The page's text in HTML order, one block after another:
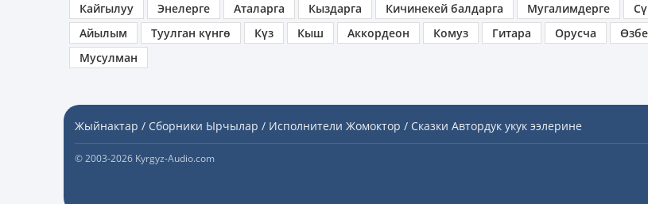
Кайгылуу
Энелерге Аталарга Кыздарга Кичинекей балдарга Мугалимдерге
Айылым
Туулган күнгө Күз Кыш Аккордеон Комуз Гитара Орусча
Мусулман
Жыйнактар / Сборники Ырчылар / Исполнители Жомоктор / Сказки Автордук укук ээлерине
© 2003-2026 Kyrgyz-Audio.com